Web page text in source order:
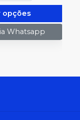
opções
Whatsapp